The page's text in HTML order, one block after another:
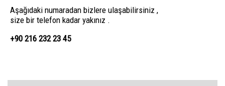
Aşağıdaki numaradan bizlere ulaşabilirsiniz ,
size bir telefon kadar yakınız .
+90 216 232 23 45